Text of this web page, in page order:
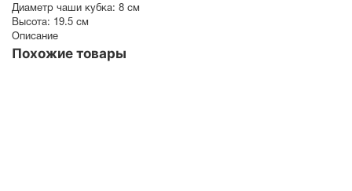
Диаметр чаши кубка: 8 см
Высота: 19.5 см
Описание
Похожие товары